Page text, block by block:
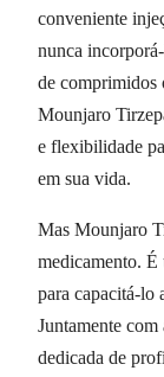
conveniente
nunca
de comprimidos
Mounjaro
e flexibilidade
em sua vida.
Mas Mounjaro
medicamento. É
para capacitá-lo
Juntamente com
dedicada de